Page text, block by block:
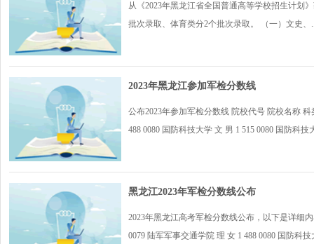
从《2023年黑龙江省全国普通高等学校招生计划
批次录取、体育类分2个批次录取。 （一）文史、
2023年黑龙江参加军检分数线
公布2023年参加军检分数线 院校代号 院校名称
488 0080 国防科技大学 文 男 1 515 0080 国防科技
黑龙江2023年军检分数线公布
2023年黑龙江高考军检分数线公布，以下是详细
0079 陆军军事交通学院 理 女 1 488 0080 国防科技